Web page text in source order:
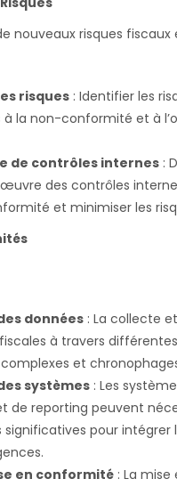
nouveaux risques fiscaux
risques : Identifier les
à la non-conformité et à
de contrôles internes :
des contrôles
et minimiser les
données : La collecte
à travers
et
systèmes : Les
de reporting peuvent
pour intégrer
en conformité : La